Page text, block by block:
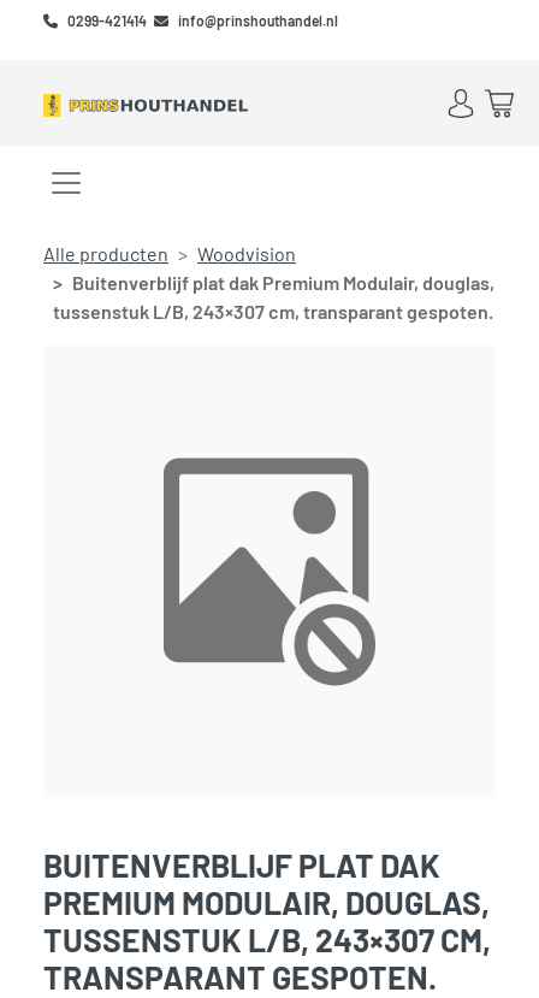
Skip to main content
Skip to footer
0299-421414 info@prinshouthandel.nl
Account
Menu openen/sluiten
Alle producten
Woodvision
Buitenverblijf plat dak Premium Modulair, douglas,
tussenstuk L/B, 243×307 cm, transparant gespoten.
BUITENVERBLIJF PLAT DAK
PREMIUM MODULAIR, DOUGLAS,
TUSSENSTUK L/B, 243×307 CM,
TRANSPARANT GESPOTEN.